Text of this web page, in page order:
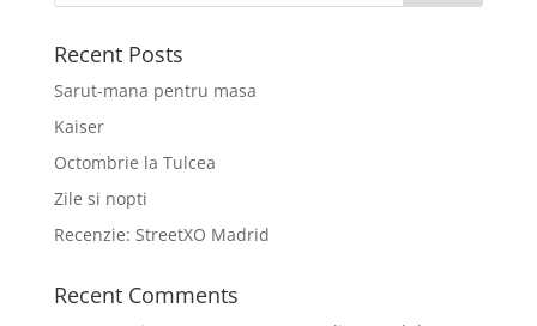
Recent Posts
Sarut-mana pentru masa
Kaiser
Octombrie la Tulcea
Zile si nopti
Recenzie: StreetXO Madrid
Recent Comments